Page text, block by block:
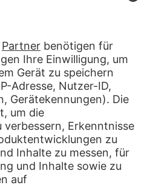
größte postunabhängige
Retouren des Versandhandels
in Österreich und nach Europa.
in Österreich.